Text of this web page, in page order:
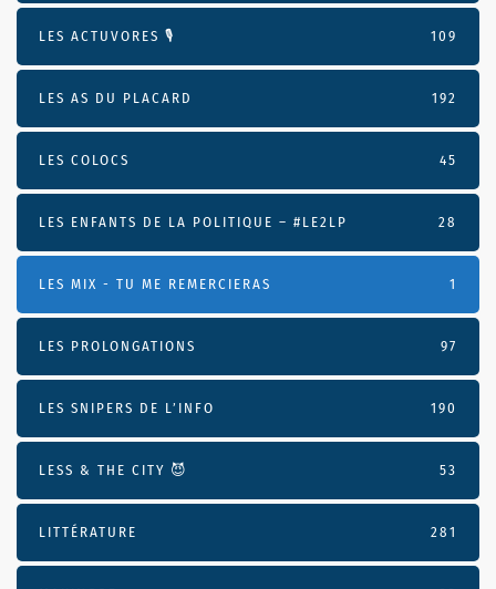
LES ACTUVORES 🎙 109
LES AS DU PLACARD 192
LES COLOCS 45
LES ENFANTS DE LA POLITIQUE – #LE2LP 28
LES MIX - TU ME REMERCIERAS 1
LES PROLONGATIONS 97
LES SNIPERS DE L’INFO 190
LESS & THE CITY 😈 53
LITTÉRATURE 281